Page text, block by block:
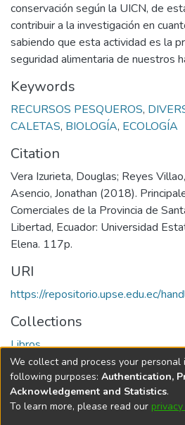
conservación según la UICN, de
contribuir a la investigación en
sabiendo que esta actividad es la
seguridad alimentaria de nuestros
Keywords
RECURSOS PESQUEROS,
CALETAS, BIOLOGÍA, ECOLOGÍA
Citation
Vera Izurieta, Douglas; Reyes
Asencio, Jonathan (2018).
Comerciales de la Provincia de
Libertad, Ecuador: Universidad
Elena. 117p.
URI
https://repositorio.upse.edu.ec/
Collections
Libros
Full item page
DSpace softwarecopyright ©
We collect and process your
following purposes: Authentication,
Acknowledgement and Statistics.
To learn more, please read our